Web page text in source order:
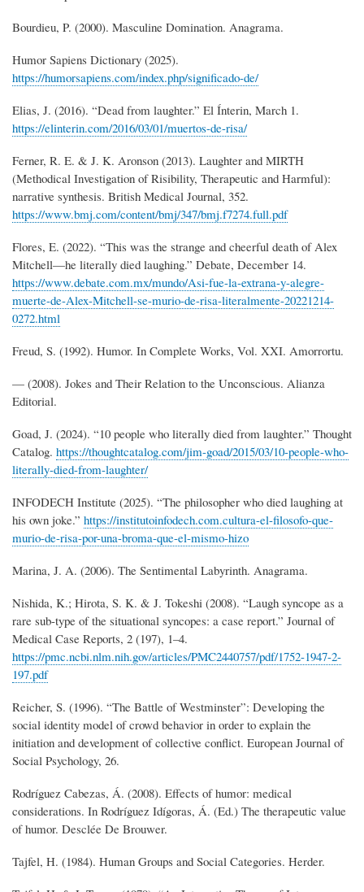
Bourdieu, P. (2000). Masculine Domination. Anagrama.
Humor Sapiens Dictionary (2025).
https://humorsapiens.com/index.php/significado-de/
Elias, J. (2016). “Dead from laughter.” El Ínterin, March 1.
https://elinterin.com/2016/03/01/muertos-de-risa/
Ferner, R. E. & J. K. Aronson (2013). Laughter and MIRTH
(Methodical Investigation of Risibility, Therapeutic and Harmful):
narrative synthesis. British Medical Journal, 352.
https://www.bmj.com/content/bmj/347/bmj.f7274.full.pdf
Flores, E. (2022). “This was the strange and cheerful death of Alex
Mitchell—he literally died laughing.” Debate, December 14.
https://www.debate.com.mx/mundo/Asi-fue-la-extrana-y-alegre-
muerte-de-Alex-Mitchell-se-murio-de-risa-literalmente-20221214-
0272.html
Freud, S. (1992). Humor. In Complete Works, Vol. XXI. Amorrortu.
— (2008). Jokes and Their Relation to the Unconscious. Alianza
Editorial.
Goad, J. (2024). “10 people who literally died from laughter.” Thought
Catalog. https://thoughtcatalog.com/jim-goad/2015/03/10-people-who-
literally-died-from-laughter/
INFODECH Institute (2025). “The philosopher who died laughing at
his own joke.” https://institutoinfodech.com.cultura-el-filosofo-que-
murio-de-risa-por-una-broma-que-el-mismo-hizo
Marina, J. A. (2006). The Sentimental Labyrinth. Anagrama.
Nishida, K.; Hirota, S. K. & J. Tokeshi (2008). “Laugh syncope as a
rare sub-type of the situational syncopes: a case report.” Journal of
Medical Case Reports, 2 (197), 1–4.
https://pmc.ncbi.nlm.nih.gov/articles/PMC2440757/pdf/1752-1947-2-
197.pdf
Reicher, S. (1996). “The Battle of Westminster”: Developing the
social identity model of crowd behavior in order to explain the
initiation and development of collective conflict. European Journal of
Social Psychology, 26.
Rodríguez Cabezas, Á. (2008). Effects of humor: medical
considerations. In Rodríguez Idígoras, Á. (Ed.) The therapeutic value
of humor. Desclée De Brouwer.
Tajfel, H. (1984). Human Groups and Social Categories. Herder.